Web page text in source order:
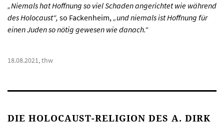
„Niemals hat Hoffnung so viel Schaden angerichtet wie während
des Holocaust“, so Fackenheim,„und niemals ist Hoffnung für
einen Juden so nötig gewesen wie danach.“
18.08.2021, thw
DIE HOLOCAUST-RELIGION DES A. DIRK